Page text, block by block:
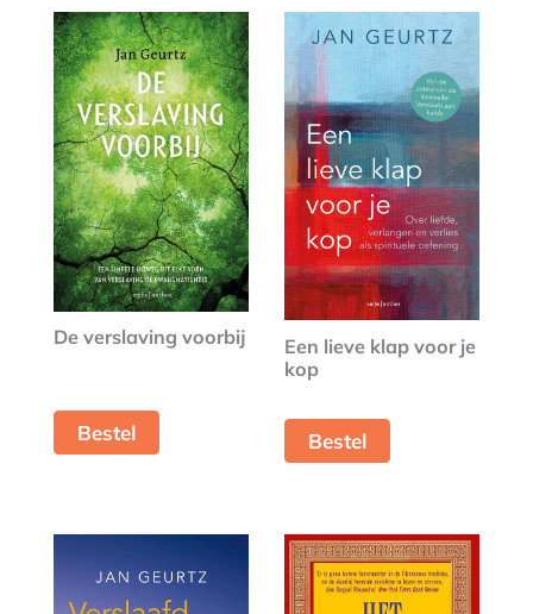
De verslaving voorbij
Bestel
Een lieve klap voor je
kop
Bestel